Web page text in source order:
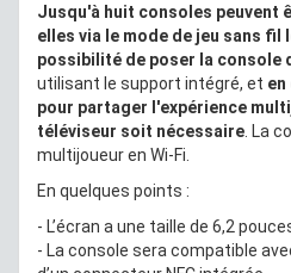
Jusqu'à huit consoles peuvent
elles via le mode de jeu sans fil
possibilité de poser la console
utilisant le support intégré, et
pour partager l'expérience
téléviseur soit nécessaire . La
multijoueur en Wi-Fi.
En quelques points :
- L’écran a une taille de 6,2
- La console sera compatible